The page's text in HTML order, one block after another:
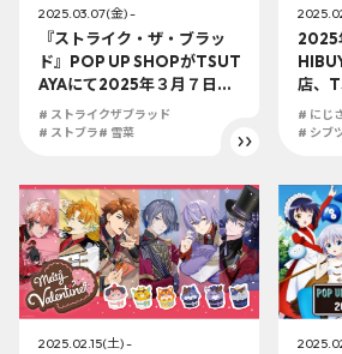
2025.03.07(金) -
『ストライク・ザ・ブラッ
ド』POP UP SHOPがTSUT
AYAにて2025年３月７日
（金）より開催決定！！
# ストライクザブラッド
# ストブラ# 雪菜
2025
店、
B1F
じ」
# にじ
# シブ
2025.02.15(土) -